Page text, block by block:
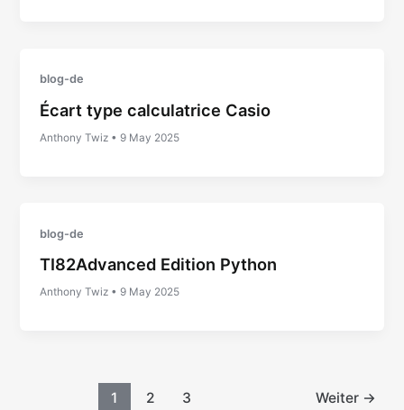
blog-de
Écart type calculatrice Casio
Anthony Twiz •9 May 2025
blog-de
TI82Advanced Edition Python
Anthony Twiz •9 May 2025
1 2 3 Weiter →